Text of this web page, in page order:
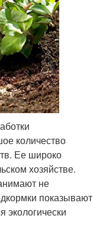
количество
Ее широко
хозяйстве.
не
показывают
экологически